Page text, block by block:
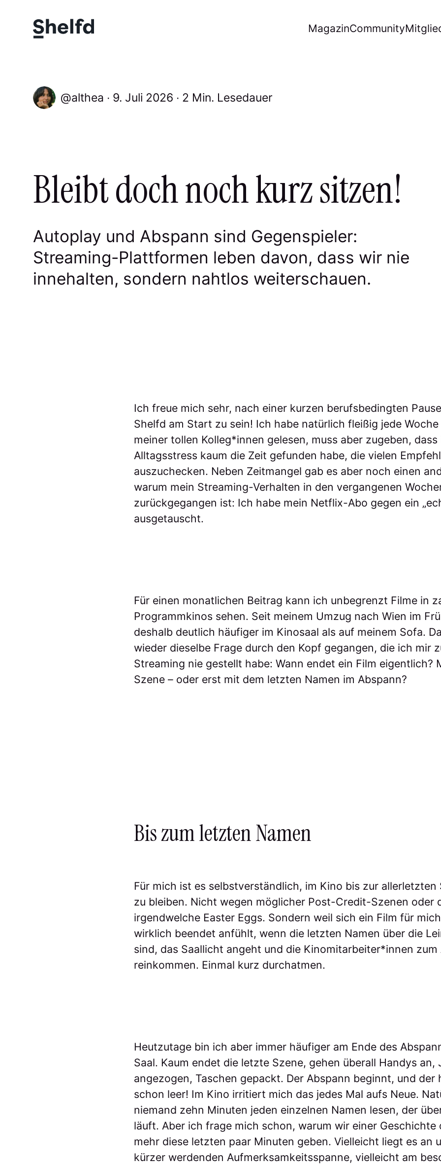
MagazinCommunity
althea 9. Juli 2026 2 Min. Lesedauer
Bleibt doch noch kurz sitzen!
Autoplay und Abspann sind Gegenspieler:
Streaming-Plattformen leben davon, dass wir nie
innehalten, sondern nahtlos weiterschauen.
Ich freue mich sehr, nach einer kurzen berufsbedingten
Shelfd am Start zu sein! Ich habe natürlich fleißig jede
meiner tollen Kolleg*innen gelesen, muss aber zugeben, dass
Alltagsstress kaum die Zeit gefunden habe, die vielen
auszuchecken. Neben Zeitmangel gab es aber noch einen
warum mein Streaming-Verhalten in den vergangenen
zurückgegangen ist: Ich habe mein Netflix-Abo gegen ein
ausgetauscht.
Für einen monatlichen Beitrag kann ich unbegrenzt Filme in
Programmkinos sehen. Seit meinem Umzug nach Wien im
deshalb deutlich häufiger im Kinosaal als auf meinem Sofa.
wieder dieselbe Frage durch den Kopf gegangen, die ich mir
Streaming nie gestellt habe: Wann endet ein Film eigentlich?
Szene – oder erst mit dem letzten Namen im Abspann?
Bis zum letzten Namen
Für mich ist es selbstverständlich, im Kino bis zur allerletzten
zu bleiben. Nicht wegen möglicher Post-Credit-Szenen oder
irgendwelche Easter Eggs. Sondern weil sich ein Film für
wirklich beendet anfühlt, wenn die letzten Namen über die
sind, das Saallicht angeht und die Kinomitarbeiter*innen zum
reinkommen. Einmal kurz durchatmen.
Heutzutage bin ich aber immer häufiger am Ende des
Saal. Kaum endet die letzte Szene, gehen überall Handys an,
angezogen, Taschen gepackt. Der Abspann beginnt, und der
schon leer! Im Kino irritiert mich das jedes Mal aufs Neue.
niemand zehn Minuten jeden einzelnen Namen lesen, der
läuft. Aber ich frage mich schon, warum wir einer
mehr diese letzten paar Minuten geben. Vielleicht liegt es an
kürzer werdenden Aufmerksamkeitsspanne, vielleicht am